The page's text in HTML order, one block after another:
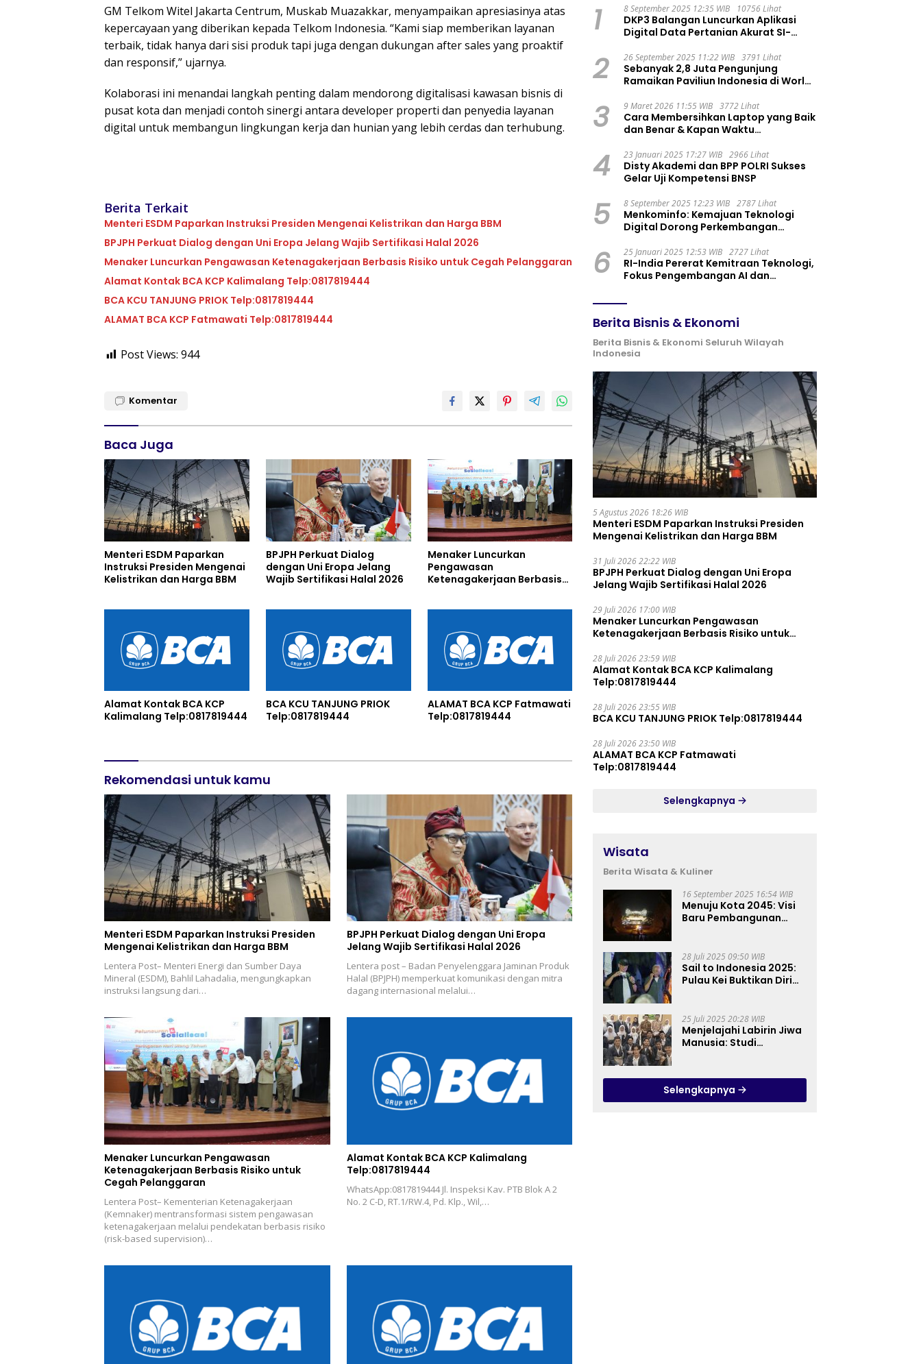
GM Telkom Witel Jakarta Centrum, Muskab Muazakkar, menyampaikan apresiasinya atas
kepercayaan yang diberikan kepada Telkom Indonesia. “Kami siap memberikan layanan
terbaik, tidak hanya dari sisi produk tapi juga dengan dukungan after sales yang proaktif
dan responsif,” ujarnya.
Kolaborasi ini menandai langkah penting dalam mendorong digitalisasi kawasan bisnis di
pusat kota dan menjadi contoh sinergi antara developer properti dan penyedia layanan
digital untuk membangun lingkungan kerja dan hunian yang lebih cerdas dan terhubung.
Berita Terkait
Menteri ESDM Paparkan Instruksi Presiden Mengenai Kelistrikan dan Harga BBM
BPJPH Perkuat Dialog dengan Uni Eropa Jelang Wajib Sertifikasi Halal 2026
Menaker Luncurkan Pengawasan Ketenagakerjaan Berbasis Risiko untuk Cegah Pelanggaran
Alamat Kontak BCA KCP Kalimalang Telp:0817819444
BCA KCU TANJUNG PRIOK Telp:0817819444
ALAMAT BCA KCP Fatmawati Telp:0817819444
Post Views: 944
Komentar
Baca Juga
Menteri ESDM Paparkan
Instruksi Presiden Mengenai
Kelistrikan dan Harga BBM
BPJPH Perkuat Dialog
dengan Uni Eropa Jelang
Wajib Sertifikasi Halal 2026
Menaker Luncurkan
Pengawasan
Ketenagakerjaan Berbasis
Alamat Kontak BCA KCP
Kalimalang Telp:0817819444
BCA KCU TANJUNG PRIOK
Telp:0817819444
ALAMAT BCA KCP Fatmawati
Telp:0817819444
Rekomendasi untuk kamu
Menteri ESDM Paparkan Instruksi Presiden
Mengenai Kelistrikan dan Harga BBM
Lentera Post– Menteri Energi dan Sumber Daya
Mineral (ESDM), Bahlil Lahadalia, mengungkapkan
instruksi langsung dari…
BPJPH Perkuat Dialog dengan Uni Eropa
Jelang Wajib Sertifikasi Halal 2026
Lentera post – Badan Penyelenggara Jaminan Produk
Halal (BPJPH) memperkuat komunikasi dengan mitra
dagang internasional melalui…
Menaker Luncurkan Pengawasan
Ketenagakerjaan Berbasis Risiko untuk
Cegah Pelanggaran
Lentera Post– Kementerian Ketenagakerjaan
(Kemnaker) mentransformasi sistem pengawasan
ketenagakerjaan melalui pendekatan berbasis risiko
(risk-based supervision)…
Alamat Kontak BCA KCP Kalimalang
Telp:0817819444
WhatsApp:0817819444 Jl. Inspeksi Kav. PTB Blok A 2
No. 2 C-D, RT.1/RW.4, Pd. Klp., Wil,…
1 8 September 2025 12:35 WIB 10756 Lihat
DKP3 Balangan Luncurkan Aplikasi
Digital Data Pertanian Akurat SI-
2 26 September 2025 11:22 WIB 3791 Lihat
Sebanyak 2,8 Juta Pengunjung
Ramaikan Paviliun Indonesia di World
3 9 Maret 2026 11:55 WIB 3772 Lihat
Cara Membersihkan Laptop yang Baik
dan Benar & Kapan Waktu
4 23 Januari 2025 17:27 WIB 2966 Lihat
Disty Akademi dan BPP POLRI Sukses
Gelar Uji Kompetensi BNSP
5 8 September 2025 12:23 WIB 2787 Lihat
Menkominfo: Kemajuan Teknologi
Digital Dorong Perkembangan
6 25 Januari 2025 12:53 WIB 2727 Lihat
RI-India Pererat Kemitraan Teknologi,
Fokus Pengembangan AI dan
Berita Bisnis & Ekonomi
Berita Bisnis & Ekonomi Seluruh Wilayah
Indonesia
5 Agustus 2026 18:26 WIB
Menteri ESDM Paparkan Instruksi Presiden
Mengenai Kelistrikan dan Harga BBM
31 Juli 2026 22:22 WIB
BPJPH Perkuat Dialog dengan Uni Eropa
Jelang Wajib Sertifikasi Halal 2026
29 Juli 2026 17:00 WIB
Menaker Luncurkan Pengawasan
Ketenagakerjaan Berbasis Risiko untuk
28 Juli 2026 23:59 WIB
Alamat Kontak BCA KCP Kalimalang
Telp:0817819444
28 Juli 2026 23:55 WIB
BCA KCU TANJUNG PRIOK Telp:0817819444
28 Juli 2026 23:50 WIB
ALAMAT BCA KCP Fatmawati
Telp:0817819444
Selengkapnya
Wisata
Berita Wisata & Kuliner
16 September 2025 16:54 WIB
Menuju Kota 2045: Visi
Baru Pembangunan
28 Juli 2025 09:50 WIB
Sail to Indonesia 2025:
Pulau Kei Buktikan Diri
25 Juli 2025 20:28 WIB
Menjelajahi Labirin Jiwa
Manusia: Studi
Pandanaran di RSJ
Grhasia
Selengkapnya